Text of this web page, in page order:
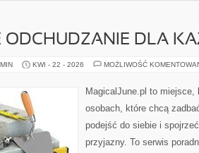
ODCHUDZANIE DLA
KWI - 22 - 2026 MOŻLIWOŚĆ
MagicalJune.pl to miejsce,
osobach, które chcą
podejść do siebie i
przyjazny. To serwis